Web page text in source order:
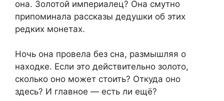
она. Золотой империалец? Она смутно
припоминала рассказы дедушки об этих
редких монетах.
Ночь она провела без сна, размышляя о
находке. Если это действительно золото,
сколько оно может стоить? Откуда оно
здесь? И главное — есть ли ещё?